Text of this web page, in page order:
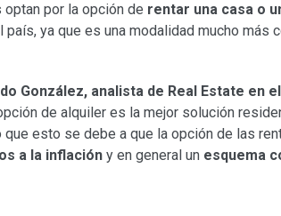
por la opción de rentar una casa o
ya que es una modalidad mucho más
González, analista de Real Estate en
de alquiler es la mejor solución
que esto se debe a que la opción de las
a la inflación y en general un esquema